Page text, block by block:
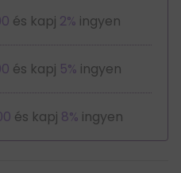
és kapj 2% ingyen
és kapj 5% ingyen
és kapj 8% ingyen